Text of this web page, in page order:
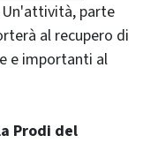
Un'attività, parte
al recupero di
e importanti al
Prodi del